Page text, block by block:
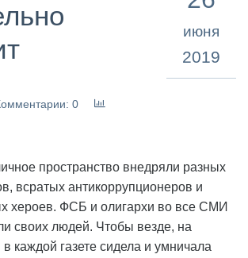
0
июня
2019
пространство внедряли разных
всратых антикоррупционеров и
хероев. ФСБ и олигархи во все СМИ
своих людей. Чтобы везде, на
каждой газете сидела и умничала